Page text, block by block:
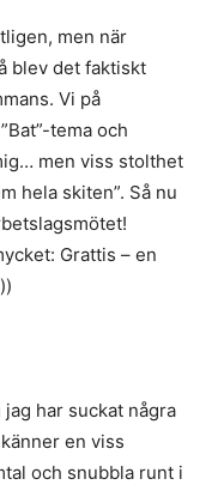
men när
blev det faktiskt
Vi på
tema och
men viss stolthet
hela skiten”. Så nu
Grattis – en
har suckat några
en viss
och snubbla runt i